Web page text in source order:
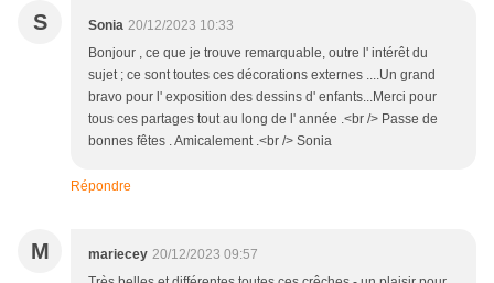
S Sonia 20/12/2023 10:33
Bonjour , ce que je trouve remarquable, outre l' intérêt du
sujet ; ce sont toutes ces décorations externes ....Un grand
bravo pour l' exposition des dessins d' enfants...Merci pour
tous ces partages tout au long de l' année .<br /> Passe de
bonnes fêtes . Amicalement .<br /> Sonia
Répondre
M mariecey 20/12/2023 09:57